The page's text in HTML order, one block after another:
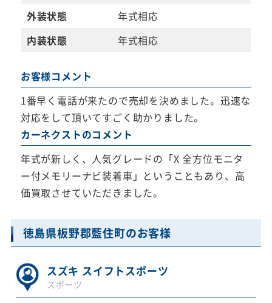
外装状態
年式相応
内装状態
年式相応
お客様コメント
1番早く電話が来たので売却を決めました。迅速な
対応をして頂いてすごく助かりました。
カーネクストのコメント
年式が新しく、人気グレードの「X 全方位モニタ
ー付メモリーナビ装着車」ということもあり、高
価買取させていただきました。
徳島県板野郡藍住町のお客様
スズキ スイフトスポーツ
スポーツ